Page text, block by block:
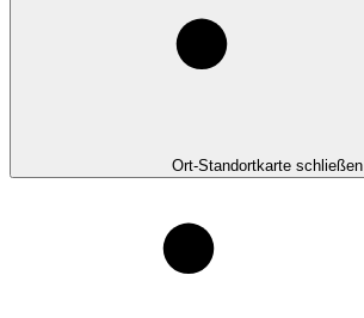
Ort-Standortkarte schließen